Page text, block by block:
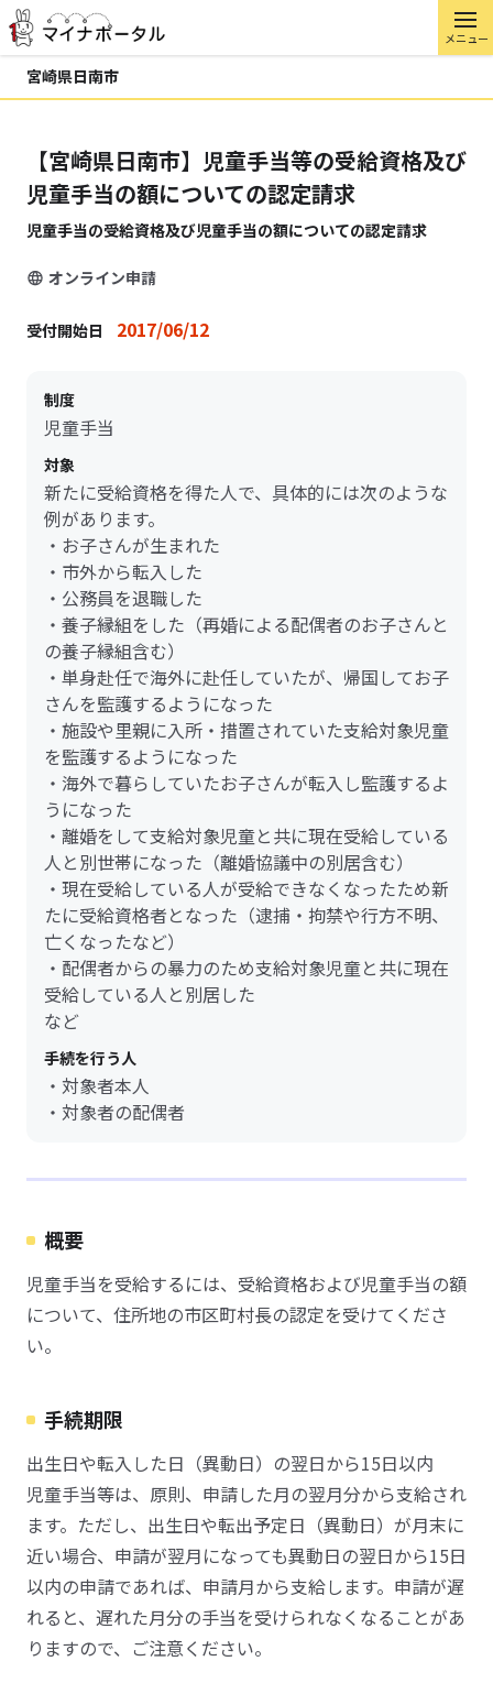
メニュー
宮崎県日南市
【宮崎県日南市】児童手当等の受給資格及び
児童手当の額についての認定請求
児童手当の受給資格及び児童手当の額についての認定請求
オンライン申請
受付開始日 2017/06/12
制度
児童手当
対象
新たに受給資格を得た人で、具体的には次のような
例があります。
・お子さんが生まれた
・市外から転入した
・公務員を退職した
・養子縁組をした（再婚による配偶者のお子さんと
の養子縁組含む）
・単身赴任で海外に赴任していたが、帰国してお子
さんを監護するようになった
・施設や里親に入所・措置されていた支給対象児童
を監護するようになった
・海外で暮らしていたお子さんが転入し監護するよ
うになった
・離婚をして支給対象児童と共に現在受給している
人と別世帯になった（離婚協議中の別居含む）
・現在受給している人が受給できなくなったため新
たに受給資格者となった（逮捕・拘禁や行方不明、
亡くなったなど）
・配偶者からの暴力のため支給対象児童と共に現在
受給している人と別居した
など
手続を行う人
・対象者本人
・対象者の配偶者
概要
児童手当を受給するには、受給資格および児童手当の額
について、住所地の市区町村長の認定を受けてくださ
い。
手続期限
出生日や転入した日（異動日）の翌日から15日以内
児童手当等は、原則、申請した月の翌月分から支給され
ます。ただし、出生日や転出予定日（異動日）が月末に
近い場合、申請が翌月になっても異動日の翌日から15日
以内の申請であれば、申請月から支給します。申請が遅
れると、遅れた月分の手当を受けられなくなることがあ
りますので、ご注意ください。